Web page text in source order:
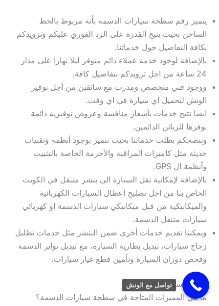
يتميز رقم سطحة سيارات الدسمة بأنه مربوط بالخط
الساخن بحيث يتيح القدرة على الرد الفوري عليكم وتزويدكم
بكافة التفاصيل حول خدماتنا.
بالإضافة لوجود خدمة عملاء دائم متوفر ليلا نهارا على مدار
24 ساعة من اجل تزويدكم بتفاصيل كافة.
ووجود فني متخصص ومدرب مع سائقين من أجل توفير
الونش لتحميل اي سيارة في اي وقت.
ايضا نتيح خدمات بأسعار منافسة وعروض توفيرية دائمة
نوفرها للزبائن الدائمين.
وننصحكم بطلب خدماتنا بحيث تتميز بوجود أنظمة وتقنيات
حديثة مثل كاميرات المراقبة والأحزمة الخاصة بالتثبيت
وأنظمة ال GPS.
بالإضافة لإمكانية نقل السيارة الى بنشر متنقل في الكويت
الخاص بنا من اجل تصليح اعطال السيارات الكهربائية
والميكانيكية من قبل ميكانيكي سيارات الدسمة او كهربائي
سيارات متنقل الدسمة.
ويمكننا تقديم خدمات أخرى ضمن البنشر مثل خدمات تظليل
زجاج سيارات، تبديل بطارية السيارة، مع تبديل تواير الدسمة
وفحص دوزان السيارة وتأمين قطع غيار سيارات.
سطحة سيارات الدسمة
ما هي المميزات المتاحة في سطحة سيارات الدسمة؟
تواصل مع الونش